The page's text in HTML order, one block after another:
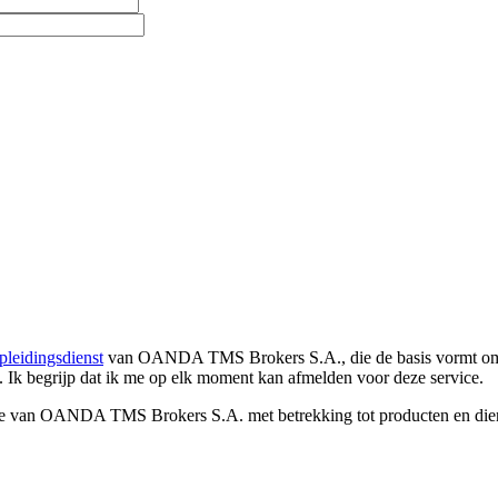
van OANDA TMS Brokers S.A., die de basis vormt
Ik begrijp dat ik me op elk moment kan afmelden voor deze service.
OANDA TMS Brokers S.A. met betrekking tot producten en